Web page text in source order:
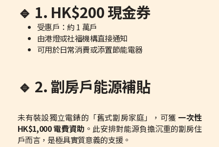
🔹 1. HK$200 現金券
受惠戶：約 1 萬戶
由港燈或社福機構直接通知
可用於日常消費或添置節能電器
🔹 2. 劏房戶能源補貼
未有裝設獨立電錶的「舊式劏房家庭」，可獲 一次性
HK$1,000 電費資助 。此安排對能源負擔沉重的劏房住
戶而言，是極具實質意義的支援。